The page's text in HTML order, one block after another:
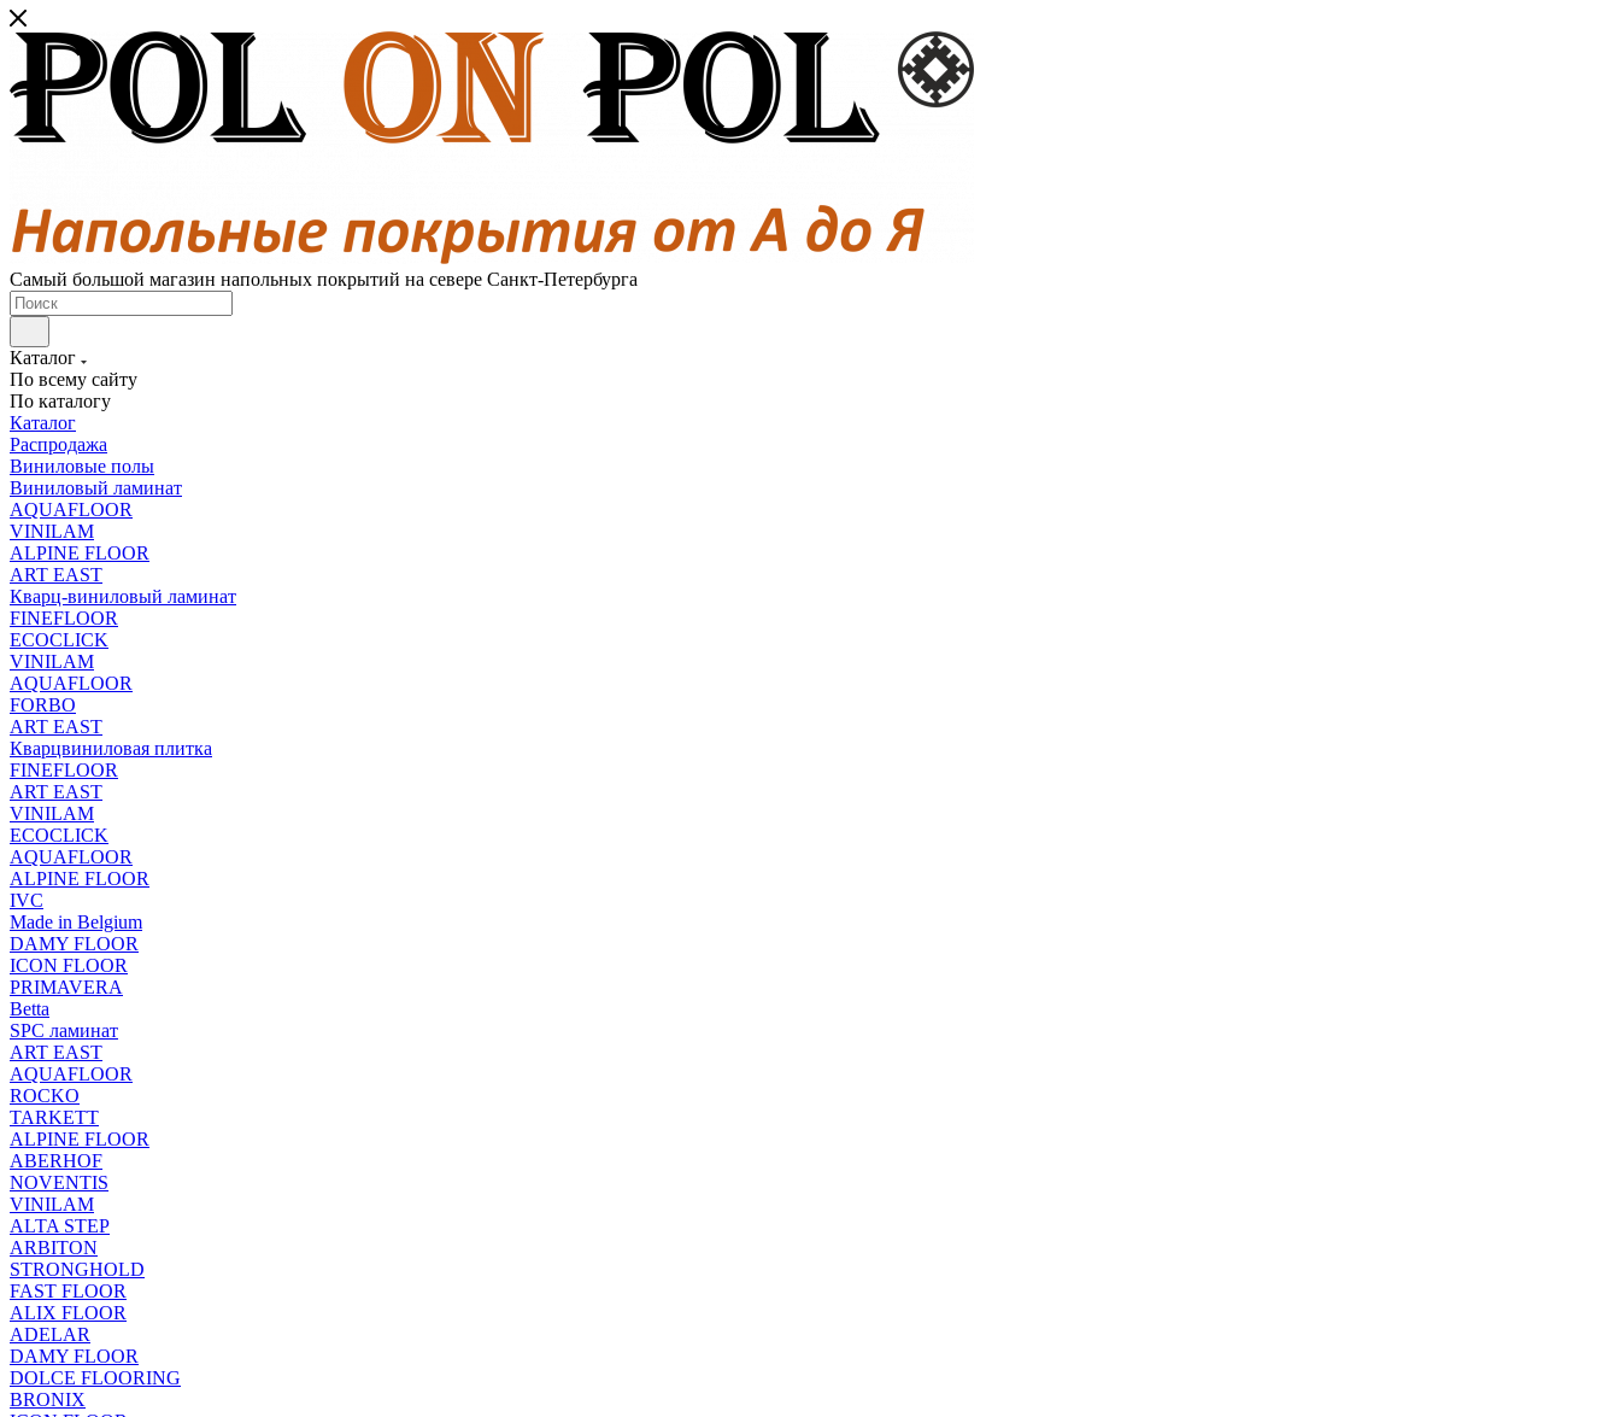
Самый большой магазин напольных покрытий на севере Санкт-Петербурга
Каталог
По всему сайту
По каталогу
Каталог
Распродажа
Виниловые полы
Виниловый ламинат
AQUAFLOOR
VINILAM
ALPINE FLOOR
ART EAST
Кварц-виниловый ламинат
FINEFLOOR
ECOCLICK
VINILAM
AQUAFLOOR
FORBO
ART EAST
Кварцвиниловая плитка
FINEFLOOR
ART EAST
VINILAM
ECOCLICK
AQUAFLOOR
ALPINE FLOOR
IVC
Made in Belgium
DAMY FLOOR
ICON FLOOR
PRIMAVERA
Betta
SPC ламинат
ART EAST
AQUAFLOOR
ROCKO
TARKETT
ALPINE FLOOR
ABERHOF
NOVENTIS
VINILAM
ALTA STEP
ARBITON
STRONGHOLD
FAST FLOOR
ALIX FLOOR
ADELAR
DAMY FLOOR
DOLCE FLOORING
BRONIX